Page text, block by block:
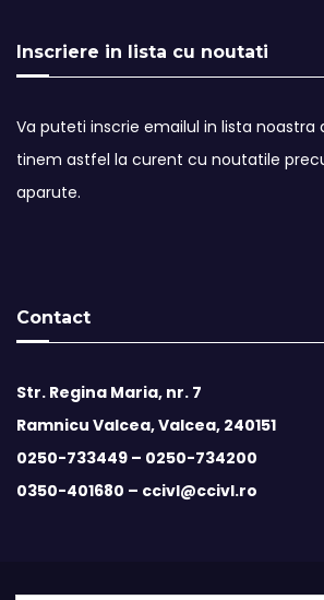
Inscriere in lista cu noutati
Va puteti inscrie emailul in lista noastra
tinem astfel la curent cu noutatile
aparute.
Contact
Str. Regina Maria, nr. 7
Ramnicu Valcea, Valcea, 240151
0250-733449 – 0250-734200
0350-401680 – ccivl@ccivl.ro